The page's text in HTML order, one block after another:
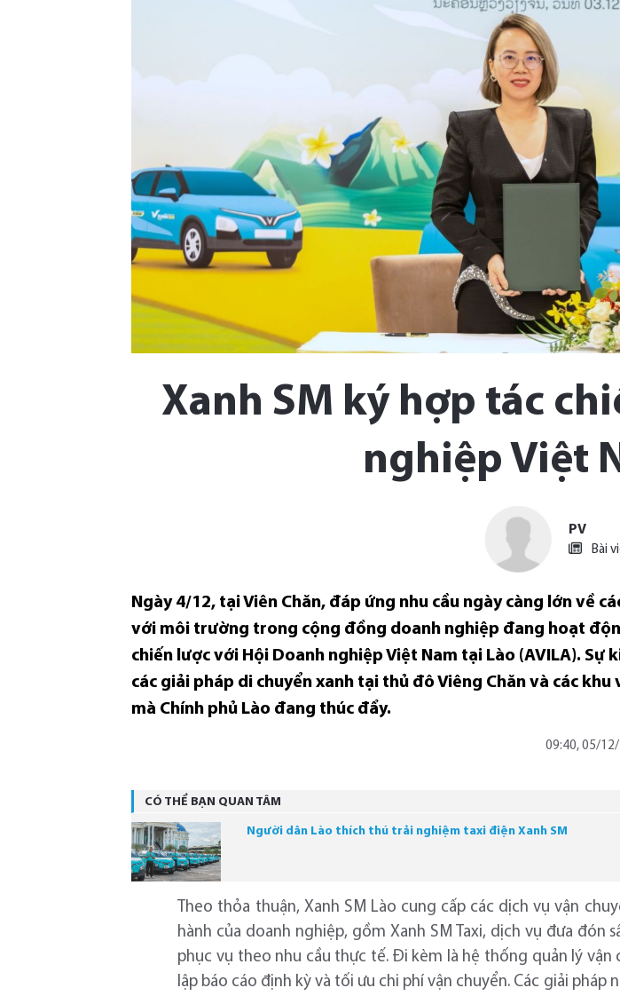
Xanh SM ký hợp tác
nghiệp Việt
PV
Bài
Ngày 4/12, tại Viên Chăn, đáp ứng nhu cầu ngày càng lớn về
với môi trường trong cộng đồng doanh nghiệp đang hoạt
chiến lược với Hội Doanh nghiệp Việt Nam tại Lào (AVILA).
các giải pháp di chuyển xanh tại thủ đô Viêng Chăn và các
mà Chính phủ Lào đang thúc đẩy.
09:40, 05/
CÓ THỂ BẠN QUAN TÂM
Người dân Lào thích thú trải nghiệm taxi điện Xanh SM
Theo thỏa thuận, Xanh SM Lào cung cấp các dịch vụ vận
hành của doanh nghiệp, gồm Xanh SM Taxi, dịch vụ đưa đón
phục vụ theo nhu cầu thực tế. Đi kèm là hệ thống quản lý
lập báo cáo định kỳ và tối ưu chi phí vận chuyển. Các giải